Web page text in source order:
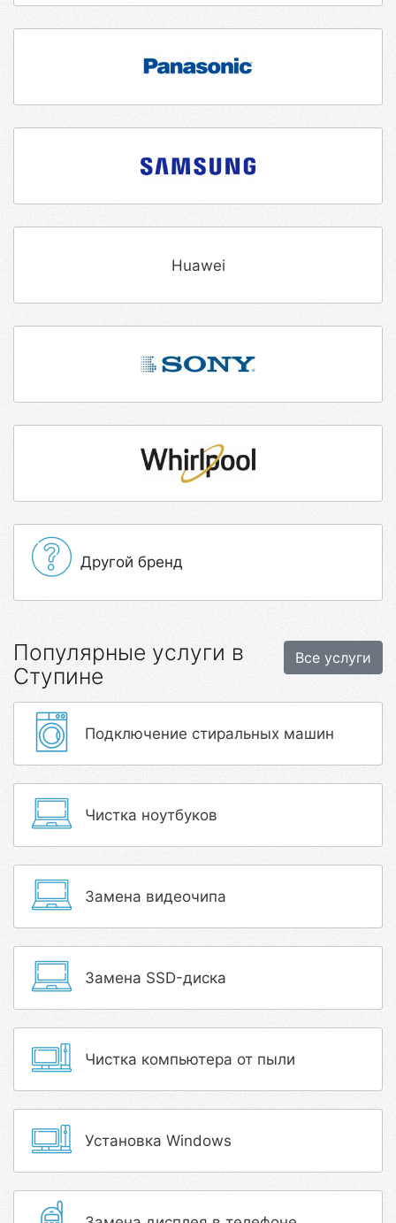
Huawei
Другой бренд
Все услуги
Популярные услуги в
Ступине
Подключение стиральных машин
Чистка ноутбуков
Замена видеочипа
Замена SSD-диска
Чистка компьютера от пыли
Установка Windows